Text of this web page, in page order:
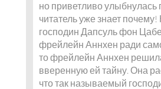
но приветливо улыбнулась
читатель уже знает
господин Дапсуль фон
фрейлейн Аннхен ради
то фрейлейн Аннхен
вверенную ей тайну. Она
что так называемый